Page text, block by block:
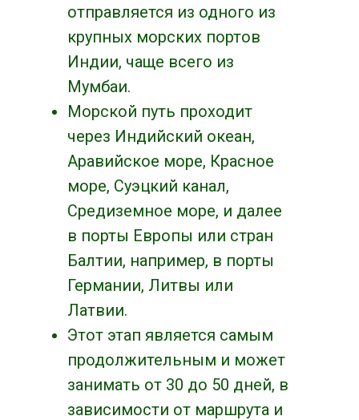
отправляется из одного из
крупных морских портов
Индии, чаще всего из
Мумбаи.
Морской путь проходит
через Индийский океан,
Аравийское море, Красное
море, Суэцкий канал,
Средиземное море, и далее
в порты Европы или стран
Балтии, например, в порты
Германии, Литвы или
Латвии.
Этот этап является самым
продолжительным и может
занимать от 30 до 50 дней, в
зависимости от маршрута и